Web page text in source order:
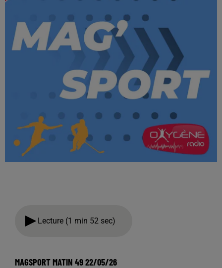
Lecture (1 min 52 sec)
MAGSPORT MATIN 49 22/05/26